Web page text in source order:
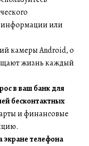
информации или
камеры Android, о
жизнь каждый
в ваш банк для
бесконтактных
и финансовые
экране телефона